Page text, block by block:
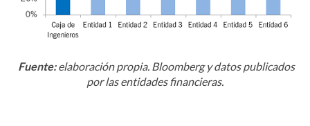
Fuente:elaboración propia. Bloomberg y datos publicados
por las entidades financieras.